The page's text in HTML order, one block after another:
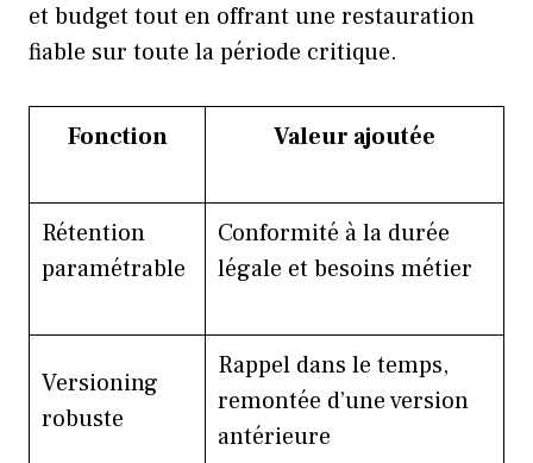
et budget tout en offrant une restauration
fiable sur toute la période critique.
Fonction Valeur ajoutée
Rétention
paramétrable
Conformité à la durée
légale et besoins métier
Versioning
robuste
Rappel dans le temps,
remontée d’une version
antérieure